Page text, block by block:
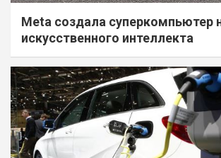
Meta создала суперкомпьютер
искусственного интеллекта